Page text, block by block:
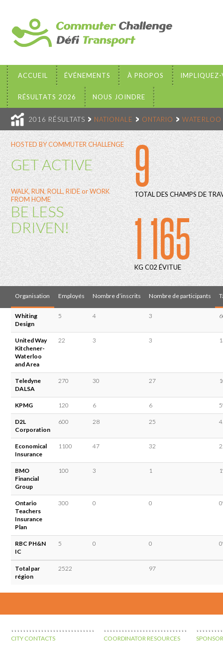
ACCUEIL ÉVÉNEMENTS À PROPOS IMPLIQUEZ-
RÉSULTATS 2026 NOUS JOINDRE
2016 RÉSULTATS NATIONALE ONTARIO
HOSTED BY COMMUTER CHALLENGE
GET ACTIVE
WALK, RUN, ROLL, RIDE or WORK
FROM HOME
BE LESS
DRIVEN!
9
TOTAL DES CHAMPS DE
1 165
KG C02 ÉVITUE
Organisation Employés Nombre d’inscrits Nombre de participants
Whiting
Design
5 4 3
United Way
Kitchener-
Waterloo
and Area
22 3 3
Teledyne
DALSA
270 30 27
KPMG 120 6 6
D2L
Corporation
600 28 25
Economical
Insurance
1100 47 32
BMO
Financial
Group
100 3 1
Ontario
Teachers
Insurance
Plan
300 0 0
RBC PH&N
IC
5 0 0
Total par
région
2522 97
CITY CONTACTS COORDINATOR RESOURCES